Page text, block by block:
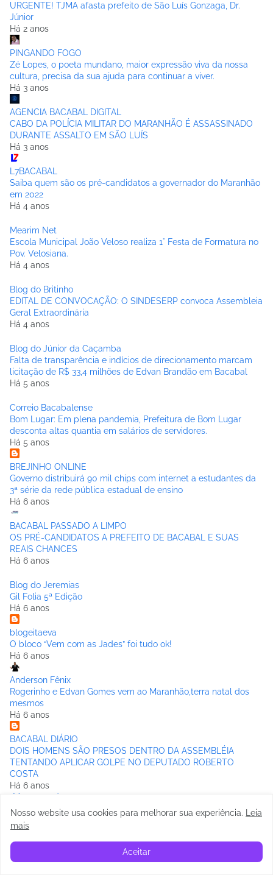
URGENTE! TJMA afasta prefeito de São Luís Gonzaga, Dr.
Júnior
Há 2 anos
PINGANDO FOGO
Zé Lopes, o poeta mundano, maior expressão viva da nossa
cultura, precisa da sua ajuda para continuar a viver.
Há 3 anos
AGENCIA BACABAL DIGITAL
CABO DA POLÍCIA MILITAR DO MARANHÃO É ASSASSINADO
DURANTE ASSALTO EM SÃO LUÍS
Há 3 anos
L7BACABAL
Saiba quem são os pré-candidatos a governador do Maranhão
em 2022
Há 4 anos
Mearim Net
Escola Municipal João Veloso realiza 1° Festa de Formatura no
Pov. Velosiana.
Há 4 anos
Blog do Britinho
EDITAL DE CONVOCAÇÃO: O SINDESERP convoca Assembleia
Geral Extraordinária
Há 4 anos
Blog do Júnior da Caçamba
Falta de transparência e indícios de direcionamento marcam
licitação de R$ 33,4 milhões de Edvan Brandão em Bacabal
Há 5 anos
Correio Bacabalense
Bom Lugar: Em plena pandemia, Prefeitura de Bom Lugar
desconta altas quantia em salários de servidores.
Há 5 anos
BREJINHO ONLINE
Governo distribuirá 90 mil chips com internet a estudantes da
3ª série da rede pública estadual de ensino
Há 6 anos
BACABAL PASSADO A LIMPO
OS PRÉ-CANDIDATOS A PREFEITO DE BACABAL E SUAS
REAIS CHANCES
Há 6 anos
Blog do Jeremias
Gil Folia 5ª Edição
Há 6 anos
blogeitaeva
O bloco “Vem com as Jades” foi tudo ok!
Há 6 anos
Anderson Fênix
Rogerinho e Edvan Gomes vem ao Maranhão,terra natal dos
mesmos
Há 6 anos
BACABAL DIÁRIO
DOIS HOMENS SÃO PRESOS DENTRO DA ASSEMBLÉIA
TENTANDO APLICAR GOLPE NO DEPUTADO ROBERTO
COSTA
Há 6 anos
Mostrar todos
Nosso website usa cookies para melhorar sua experiência.
Leia
mais
Aceitar